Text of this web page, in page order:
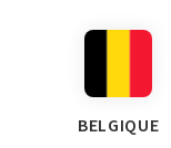
BELGIQUE